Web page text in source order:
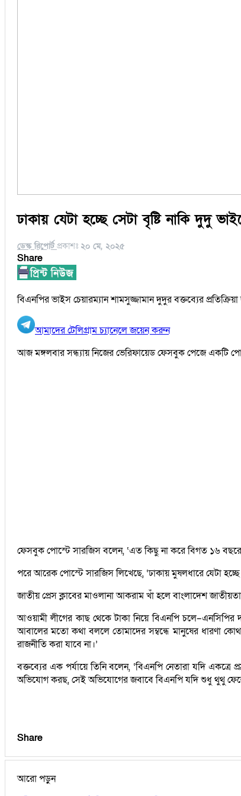
ঢাকায় যেটা হচ্ছে সেটা বৃষ্টি নাকি দুদু
ডেস্ক রিপোর্ট প্রকাশঃ ২০ মে, ২০২৫
Share
বিএনপির ভাইস চেয়ারম্যান শামসুজ্জামান দুদুর বক্তব্যের
আমাদের টেলিগ্রাম চ্যানেলে জয়েন করুন
আজ মঙ্গলবার সন্ধ্যায় নিজের ভেরিফায়েড ফেসবুক পেজে একটি
ফেসবুক পোস্টে সারজিস বলেন, ‘এত কিছু না করে বিগত ১৬ বছরে
পরে আরেক পোস্টে সারজিস লিখেছে, ‘ঢাকায় মুষলধারে যেটা হচ্ছে
জাতীয় প্রেস ক্লাবের মাওলানা আকরাম খাঁ হলে বাংলাদেশ
আওয়ামী লীগের কাছ থেকে টাকা নিয়ে বিএনপি
আবালের মতো কথা বললে তোমাদের সম্বন্ধে মানুষের ধারণা
রাজনীতি করা যাবে না।’
বক্তব্যের এক পর্যায়ে তিনি বলেন, ‘বিএনপি নেতারা যদি
অভিযোগ করছ, সেই অভিযোগের জবাবে বিএনপি যদি শুধু থুথু
Share
আরো পড়ুন